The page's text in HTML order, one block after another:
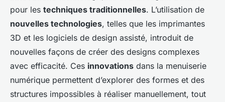
pour les techniques traditionnelles. L’utilisation de
nouvelles technologies, telles que les imprimantes
3D et les logiciels de design assisté, introduit de
nouvelles façons de créer des designs complexes
avec efficacité. Ces innovations dans la menuiserie
numérique permettent d’explorer des formes et des
structures impossibles à réaliser manuellement, tout